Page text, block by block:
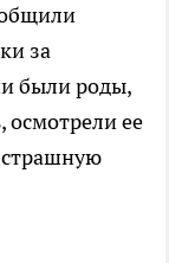
за
были роды,
осмотрели ее